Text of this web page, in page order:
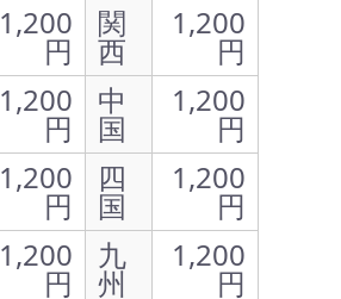
1,200
円
関
西
1,200
円
1,200
円
中
国
1,200
円
1,200
円
四
国
1,200
円
1,200
円
九
州
1,200
円